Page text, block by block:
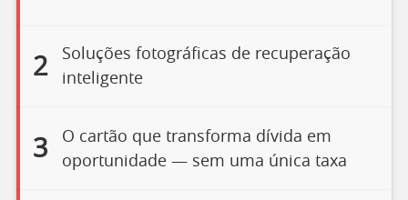
2
Soluções fotográficas de recuperação
inteligente
3
O cartão que transforma dívida em
oportunidade — sem uma única taxa